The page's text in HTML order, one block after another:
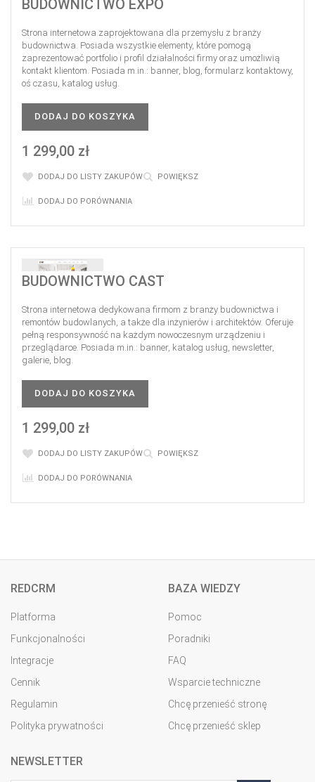
BUDOWNICTWO EXPO
Strona internetowa zaprojektowana dla przemysłu z branży
budownictwa. Posiada wszystkie elementy, które pomogą
zaprezentować portfolio i profil działalności firmy oraz umożliwią
kontakt klientom. Posiada m.in.: banner, blog, formularz kontaktowy,
oś czasu, katalog usług.
DODAJ DO KOSZYKA
1 299,00 zł
DODAJ DO LISTY ZAKUPÓW POWIĘKSZ
DODAJ DO PORÓWNANIA
BUDOWNICTWO CAST
Strona internetowa dedykowana firmom z branży budownictwa i
remontów budowlanych, a także dla inżynierów i architektów. Oferuje
pełną responsywność na każdym nowoczesnym urządzeniu i
przeglądarce. Posiada m.in.: banner, katalog usług, newsletter,
galerie, blog.
DODAJ DO KOSZYKA
1 299,00 zł
DODAJ DO LISTY ZAKUPÓW POWIĘKSZ
DODAJ DO PORÓWNANIA
REDCRM
Platforma
Funkcjonalności
Integracje
Cennik
Regulamin
Polityka prywatności
BAZA WIEDZY
Pomoc
Poradniki
FAQ
Wsparcie techniczne
Chcę przenieść stronę
Chcę przenieść sklep
NEWSLETTER